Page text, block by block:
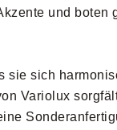
und
sich
Variolux